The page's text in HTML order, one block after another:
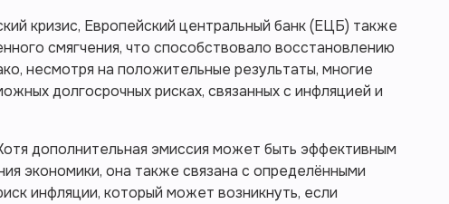
кризис, Европейский центральный банк (ЕЦБ) также
смягчения, что способствовало восстановлению
несмотря на положительные результаты, многие
долгосрочных рисках, связанных с инфляцией и
дополнительная эмиссия может быть эффективным
экономики, она также связана с определёнными
инфляции, который может возникнуть, если